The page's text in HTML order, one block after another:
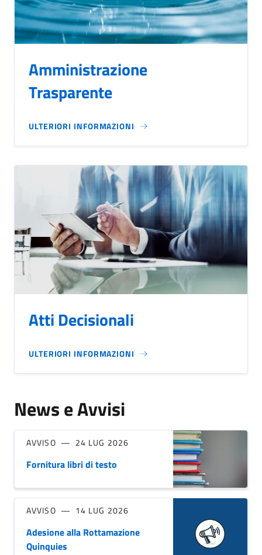
Amministrazione
Trasparente
ULTERIORI INFORMAZIONI
Atti Decisionali
ULTERIORI INFORMAZIONI
News e Avvisi
AVVISO 24 LUG 2026
Fornitura libri di testo
AVVISO 14 LUG 2026
Adesione alla Rottamazione
Quinquies